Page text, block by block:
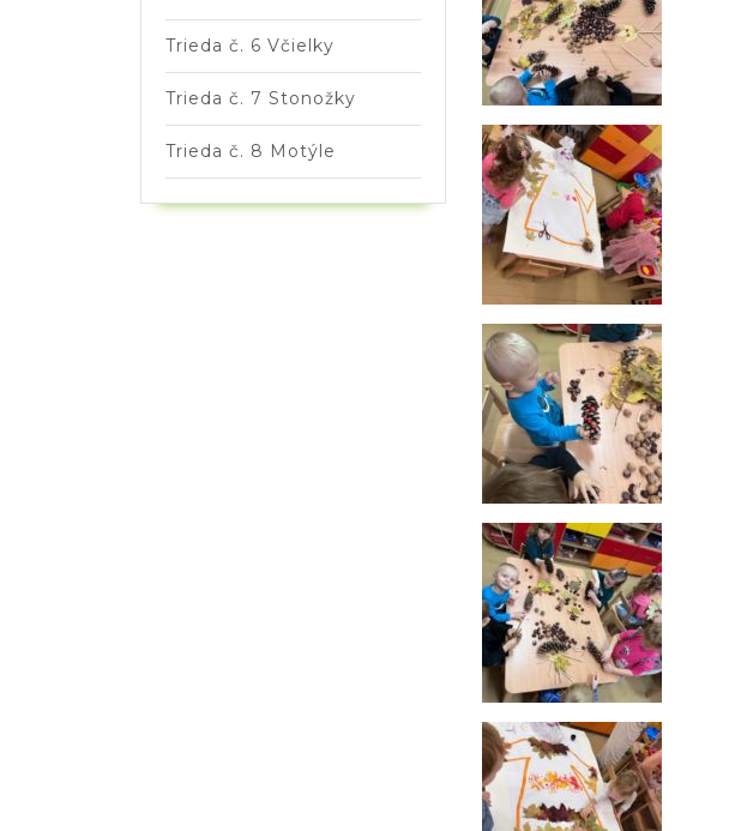
Trieda č. 6 Včielky
Trieda č. 7 Stonožky
Trieda č. 8 Motýle